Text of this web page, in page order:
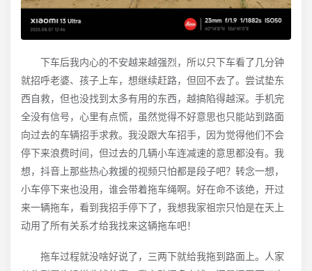
下车后我内心的不安越来越强烈，所以只下车看了几分钟
就招呼老婆、孩子上车，想继续赶路，但回不去了。尝试垫东
西自救，但也没找到太多有用的东西，越搞陷得越深。手机完
全没有信号，心里有点慌，虽然觉得不好意思也只能站到路面
向过去的车辆招手求救。我没跟大车招手，因为觉得他们不会
停下来浪费时间，但过去的几辆小车连减速的意思都没有。我
想，抖音上那些热心救援的视频只怕都是段子吧？转念一想，
小车停下来也没用，谁会带着拖车绳啊。好在命不该绝，开过
来一辆拖车，看到我招手停下了，我想我家祖宗只怕是在天上
动用了所有关系才给我找来这辆拖车吧！
拖车过程就没啥好说了，三两下就给我拖到路面上。人家